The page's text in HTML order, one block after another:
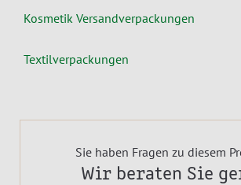
Kosmetik Versandverpackungen
Textilverpackungen
Sie haben Fragen zu diesem
Wir beraten Sie